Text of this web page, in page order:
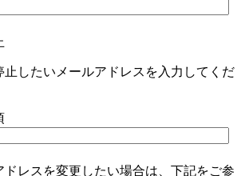
止したいメールアドレスを入力してくだ
ドレスを変更したい場合は、下記をご参